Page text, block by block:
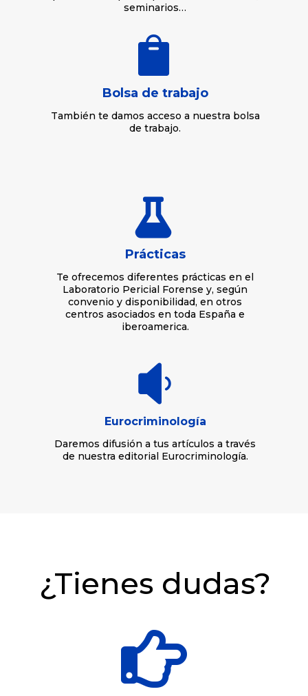
seminarios…

Bolsa de trabajo
También te damos acceso a nuestra bolsa
de trabajo.

Prácticas
Te ofrecemos diferentes prácticas en el
Laboratorio Pericial Forense y, según
convenio y disponibilidad, en otros
centros asociados en toda España e
iberoamerica.

Eurocriminología
Daremos difusión a tus artículos a través
de nuestra editorial Eurocriminología.
¿Tienes dudas?
